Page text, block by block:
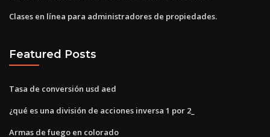
Clases en línea para administradores de propiedades.
Featured Posts
Tasa de conversión usd aed
¿qué es una división de acciones inversa 1 por 2_
Armas de fuego en colorado